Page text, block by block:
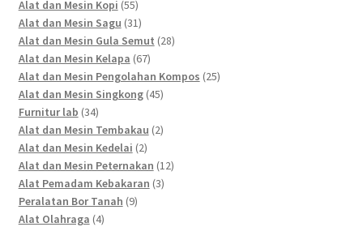
Alat dan Mesin Kopi 5555
products
Alat dan Mesin Sagu 3131
products
Alat dan Mesin Gula Semut 2828
Alat dan Mesin Kelapa 6767
products
Alat dan Mesin Pengolahan Kompos 2525
Alat dan Mesin Singkong 4545
Furnitur lab 3434
products
Alat dan Mesin Tembakau 22
Alat dan Mesin Kedelai 22
products
Alat dan Mesin Peternakan 1212
Alat Pemadam Kebakaran 33
Peralatan Bor Tanah 99
Alat Olahraga 44